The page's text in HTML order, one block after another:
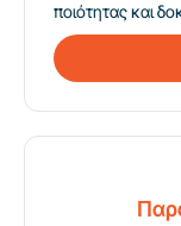
ποιότητας και